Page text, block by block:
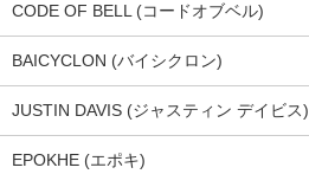
CODE OF BELL (コードオブベル)
BAICYCLON (バイシクロン)
JUSTIN DAVIS (ジャスティン デイビス)
EPOKHE (エポキ)